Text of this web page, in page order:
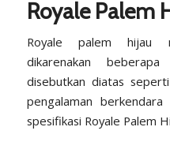
Royale Palem
Royale palem hijau
dikarenakan
disebutkan diatas
pengalaman
spesifikasi Royale Palem